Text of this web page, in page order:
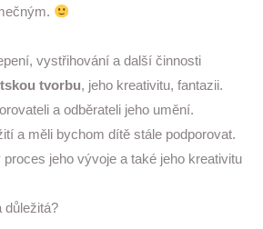
vystřihování a další činnosti
tvorbu, jeho kreativitu, fantazii.
a odběrateli jeho umění.
a měli bychom dítě stále podporovat.
jeho vývoje a také jeho kreativitu
důležitá?